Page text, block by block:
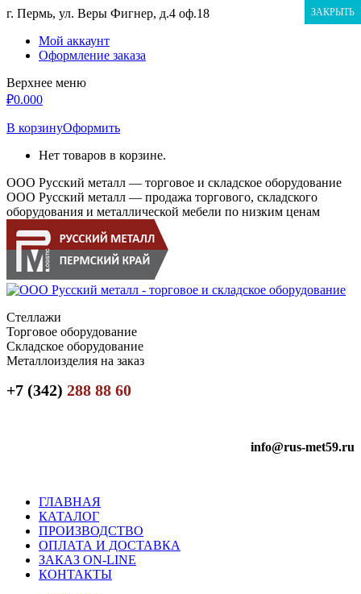
Перейти
содержанию
г. Пермь, ул. Веры Фигнер, д.4 оф.18
Мой аккаунт
Оформление заказа
Верхнее меню
₽0.000
В корзинуОформить
Нет товаров в корзине.
ООО Русский металл — торговое и складское оборудование
ООО Русский металл — продажа торгового, складского
оборудования и металлической мебели по низким ценам
Стеллажи
Торговое оборудование
Складское оборудование
Металлоизделия на заказ
+7 (342) 288 88 60
info@rus-met59.ru
ГЛАВНАЯ
КАТАЛОГ
ПРОИЗВОДСТВО
ОПЛАТА И ДОСТАВКА
ЗАКАЗ ON-LINE
КОНТАКТЫ
ЗАКРЫТЬ